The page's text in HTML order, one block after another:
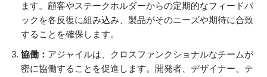
ます。顧客やステークホルダーからの定期的なフィードバ
ックを各反復に組み込み、製品がそのニーズや期待に合致
することを確保します。
協働： アジャイルは、クロスファンクショナルなチームが
密に協働することを促進します。開発者、デザイナー、テ